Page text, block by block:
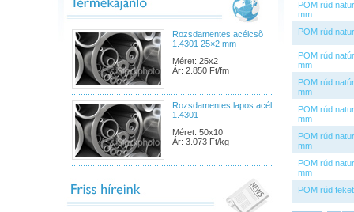
Rozsdamentes acélcsõ
1.4301 25×2 mm
Méret: 25x2
Ár: 2.850 Ft/fm
Rozsdamentes lapos acél
1.4301
Méret: 50x10
Ár: 3.073 Ft/kg
POM rúd
mm
POM rúd natur
POM rúd
mm
POM rúd
mm
POM rúd
mm
POM rúd
mm
POM rúd
mm
POM rúd